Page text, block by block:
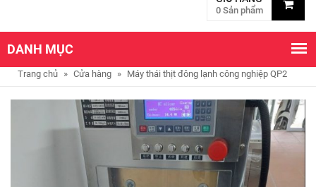
0 Sản phẩm
DANH MỤC
Trang chủ » Cửa hàng » Máy thái thịt đông lạnh công nghiệp QP2